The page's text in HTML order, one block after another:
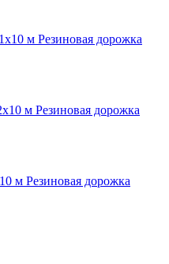
Резиновая дорожка
Резиновая дорожка
Резиновая дорожка